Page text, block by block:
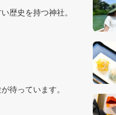
歴史を持つ神社。
待っています。